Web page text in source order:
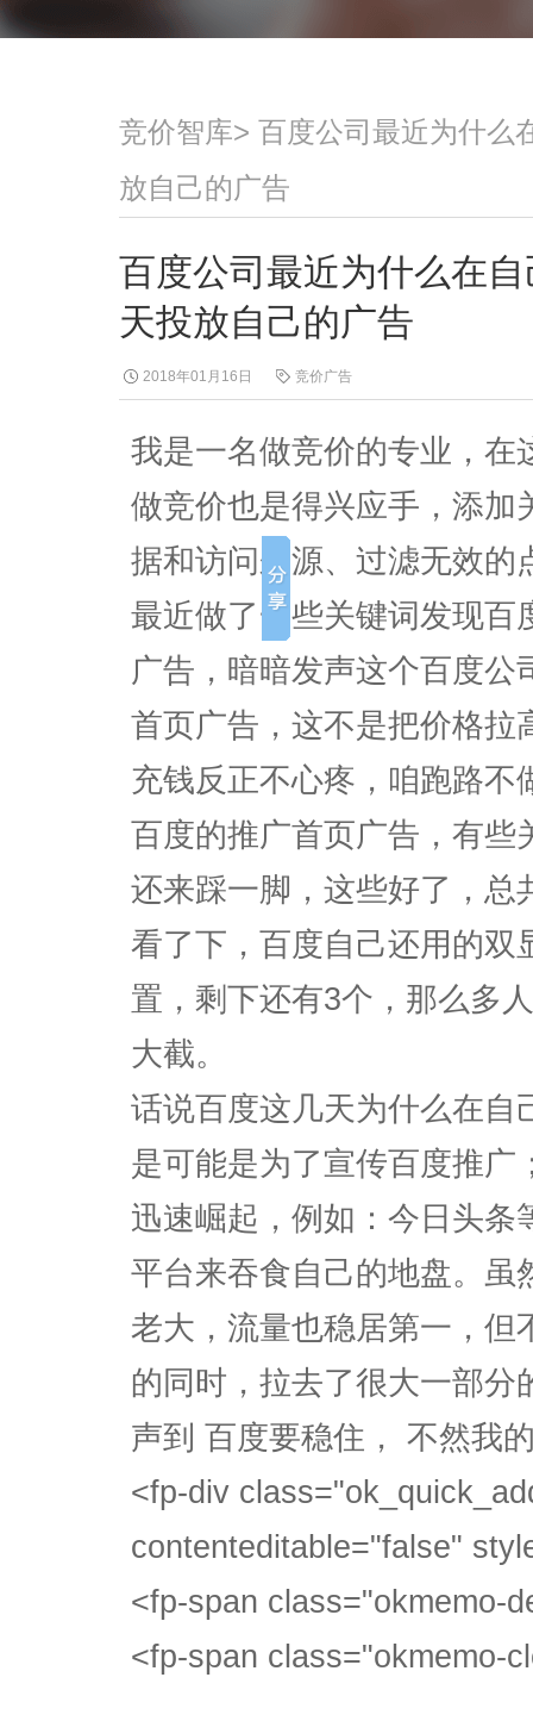
竞价智库> 百度公司最近为什么
放自己的广告
百度公司最近为什么在
天投放自己的广告
2018年01月16日 竞价广告
我是一名做竞价的专业，在
做竞价也是得兴应手，添加
据和访问来源、过滤无效的
最近做了一些关键词发现百
广告，暗暗发声这个百度
首页广告，这不是把价格拉
充钱反正不心疼，咱跑路不
百度的推广首页广告，有些
还来踩一脚，这些好了，总
看了下，百度自己还用的双
置，剩下还有3个，那么多
大截。
话说百度这几天为什么在自
是可能是为了宣传百度推广
迅速崛起，例如：今日头条
平台来吞食自己的地盘。虽
老大，流量也稳居第一，但
的同时，拉去了很大一部
声到 百度要稳住， 不然我
<fp-div
contenteditable="false"
<fp-span class="okmemo-
<fp-span class="okmemo-